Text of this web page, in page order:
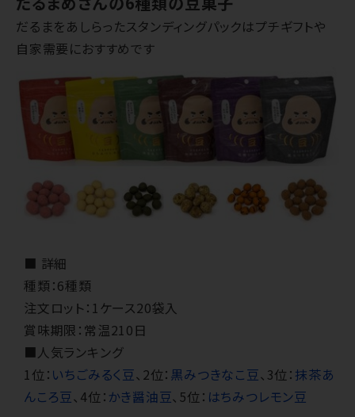
だるまをあしらったスタンディングパックはプチギフトや
自家需要におすすめです
■ 詳細
種類：6種類
注文ロット：1ケース20袋入
賞味期限：常温210日
■人気ランキング
1位： いちごみるく豆、2位： 黒みつきなこ豆、3位： 抹茶あ
んころ豆、4位： かき醤油豆、5位： はちみつレモン豆